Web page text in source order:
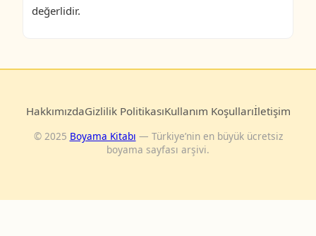
değerlidir.
HakkımızdaGizlilik PolitikasıKullanım Koşullarıİletişim
© 2025 Boyama Kitabı — Türkiye’nin en büyük ücretsiz
boyama sayfası arşivi.